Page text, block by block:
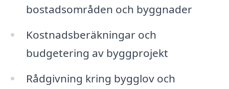
bostadsområden och byggnader
Kostnadsberäkningar och
budgetering av byggprojekt
Rådgivning kring bygglov och